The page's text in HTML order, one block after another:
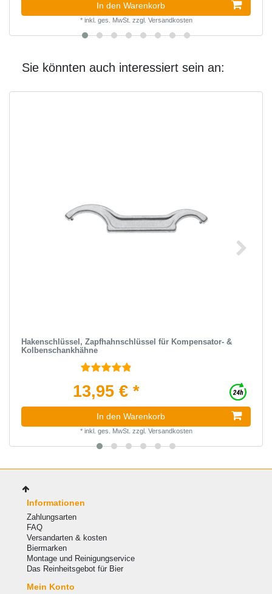
In den Warenkorb
* inkl. ges. MwSt. zzgl. Versandkosten
Sie könnten auch interessiert sein an:
Hakenschlüssel, Zapfhahnschlüssel für Kompensator- &
Kolbenschankhähne
13,95 € *
In den Warenkorb
* inkl. ges. MwSt. zzgl. Versandkosten
Informationen
Zahlungsarten
FAQ
Versandarten & kosten
Biermarken
Montage und Reinigungservice
Das Reinheitsgebot für Bier
Mein Konto